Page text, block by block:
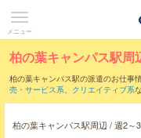
メニュー
柏の葉キャンパス駅周
柏の葉キャンパス駅の派遣のお仕事情
売・サービス系、 クリエイティブ系
柏の葉キャンパス駅周辺 / 週2～